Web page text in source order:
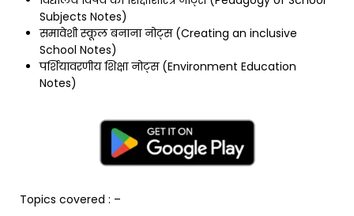
Subjects Notes)
समावेशी स्कूल बनाना नोट्स (Creating an inclusive
School Notes)
पर्शियावरणीय शिक्षा नोट्स (Environment Education
Notes)
Topics covered : –